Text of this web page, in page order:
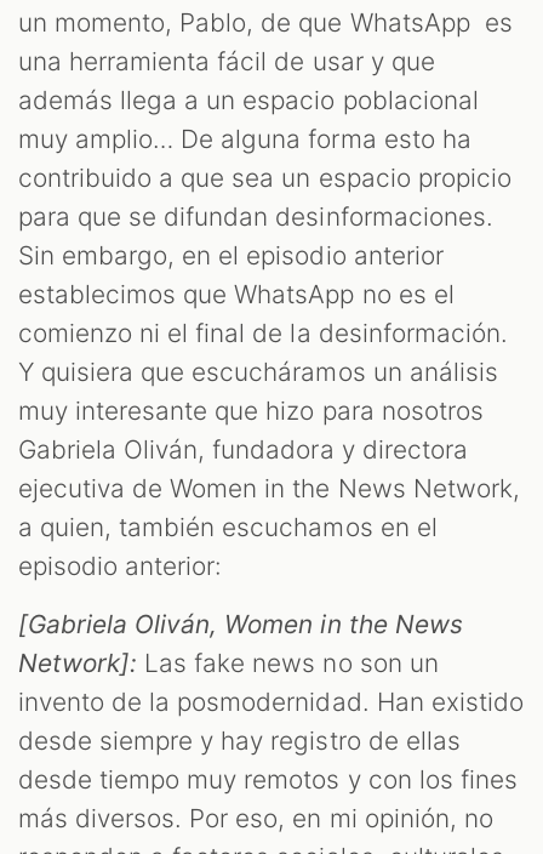
un momento, Pablo, de que WhatsApp es
una herramienta fácil de usar y que
además llega a un espacio poblacional
muy amplio… De alguna forma esto ha
contribuido a que sea un espacio propicio
para que se difundan desinformaciones.
Sin embargo, en el episodio anterior
establecimos que WhatsApp no es el
comienzo ni el final de la desinformación.
Y quisiera que escucháramos un análisis
muy interesante que hizo para nosotros
Gabriela Oliván, fundadora y directora
ejecutiva de Women in the News Network,
a quien, también escuchamos en el
episodio anterior:
[Gabriela Oliván, Women in the News
Network]: Las fake news no son un
invento de la posmodernidad. Han existido
desde siempre y hay registro de ellas
desde tiempo muy remotos y con los fines
más diversos. Por eso, en mi opinión, no